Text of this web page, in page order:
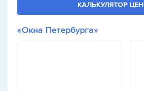
КАЛЬКУЛЯТОР ЦЕН
«Окна Петербурга»